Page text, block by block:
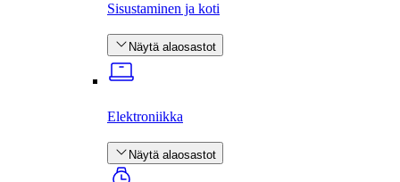
Sisustaminen ja koti
Näytä alaosastot
Elektroniikka
Näytä alaosastot